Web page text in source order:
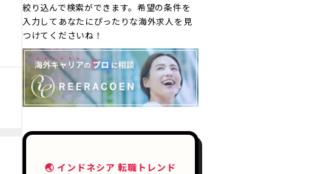
絞り込んで検索ができます。希望の条件を
入力してあなたにぴったりな海外求人を見
つけてくださいね！
🌏 インドネシア 転職トレンド